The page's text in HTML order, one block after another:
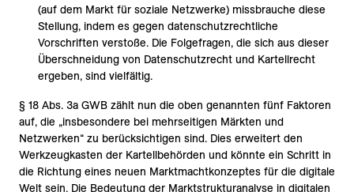
(auf dem Markt für soziale Netzwerke) missbrauche diese
Stellung, indem es gegen datenschutzrechtliche
Vorschriften verstoße. Die Folgefragen, die sich aus dieser
Überschneidung von Datenschutzrecht und Kartellrecht
ergeben, sind vielfältig.
§ 18 Abs. 3a GWB zählt nun die oben genannten fünf Faktoren
auf, die „insbesondere bei mehrseitigen Märkten und
Netzwerken“ zu berücksichtigen sind. Dies erweitert den
Werkzeugkasten der Kartellbehörden und könnte ein Schritt in
die Richtung eines neuen Marktmachtkonzeptes für die digitale
Welt sein. Die Bedeutung der Marktstrukturanalyse in digitalen